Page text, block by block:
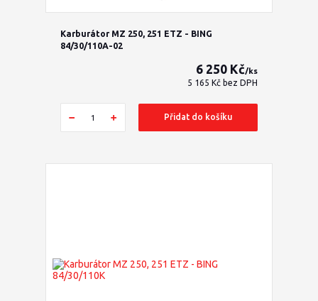
Karburátor MZ 250, 251 ETZ - BING
84/30/110A-02
6 250 Kč/ks
5 165 Kč bez DPH
Přidat do košíku